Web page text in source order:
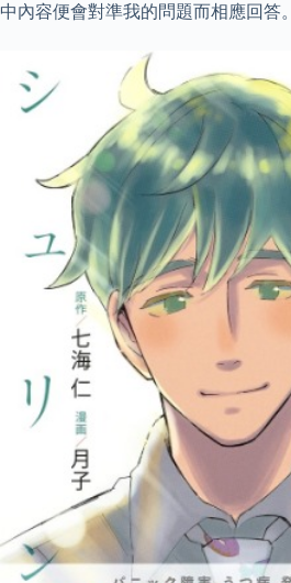
中內容便會對準我的問題而相應回答。